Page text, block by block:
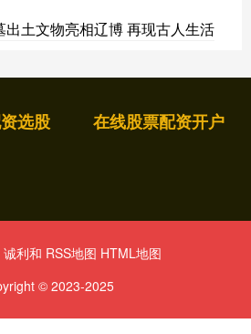
土文物亮相辽博 再现古人生活
选股 在线股票配资开户
诚利和 RSS地图 HTML地图
© 2023-2025